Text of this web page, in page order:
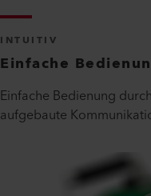
INTUITIV
Einfache
Einfache Bedienung
aufgebaute